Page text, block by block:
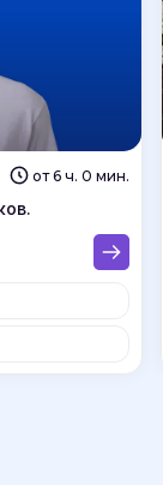
от 6 ч. 0 мин.